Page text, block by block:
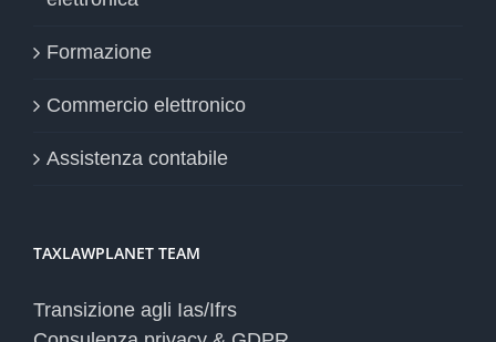
Formazione
Commercio elettronico
Assistenza contabile
TAXLAWPLANET TEAM
Transizione agli Ias/Ifrs